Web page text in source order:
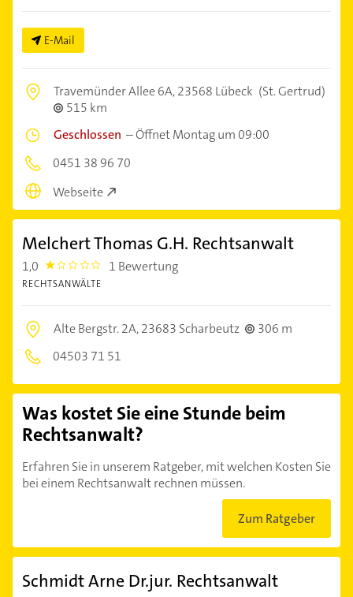
E-Mail
Travemünder Allee 6A,23568 Lübeck (St. Gertrud)
515 km
Geschlossen –Öffnet Montag um 09:00
0451 38 96 70
Webseite
Melchert Thomas G.H. Rechtsanwalt
1,0 1.0 1 Bewertung
RECHTSANWÄLTE
Alte Bergstr. 2A,23683 Scharbeutz
306 m
04503 71 51
Was kostet Sie eine Stunde beim
Rechtsanwalt?
Erfahren Sie in unserem Ratgeber, mit welchen Kosten Sie
bei einem Rechtsanwalt rechnen müssen.
Zum Ratgeber
Schmidt Arne Dr.jur. Rechtsanwalt